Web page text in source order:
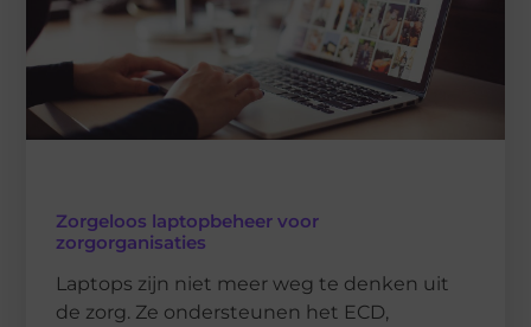
Zorgeloos laptopbeheer voor
zorgorganisaties
Laptops zijn niet meer weg te denken uit
de zorg. Ze ondersteunen het ECD,